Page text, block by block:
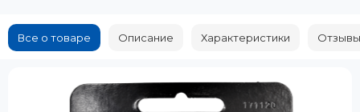
Все о товаре Описание Характеристики